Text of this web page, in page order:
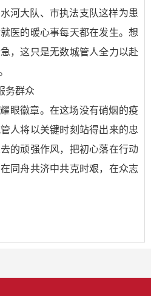
大队、市执法支队这样为患
医的暖心事每天都在发生。想
，这只是无数城管人全力以赴
务群众
眼徽章。在这场没有硝烟的疫
人将以关键时刻站得出来的忠
的顽强作风，把初心落在行动
同舟共济中共克时艰，在众志